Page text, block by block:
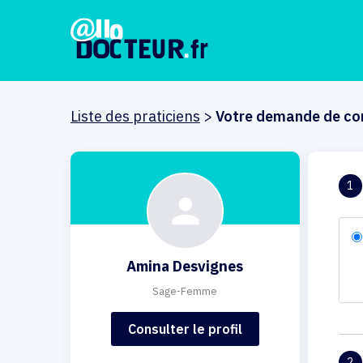
Liste des praticiens > Votre demande de
Amina Desvignes
Sage-Femme
Consulter le profil
1